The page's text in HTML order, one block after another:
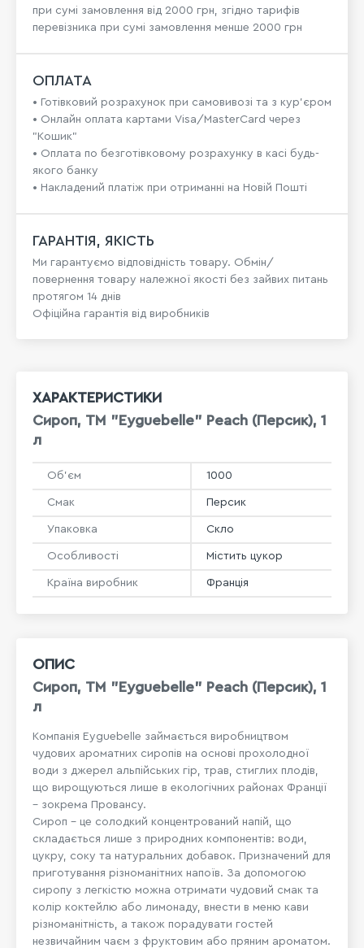
при сумі замовлення від 2000 грн, згідно тарифів
перевізника при сумі замовлення менше 2000 грн
ОПЛАТА
• Готівковий розрахунок при самовивозі та з кур’єром
• Онлайн оплата картами Visa/MasterCard через
"Кошик"
• Оплата по безготівковому розрахунку в касі будь-
якого банку
• Накладений платіж при отриманні на Новій Пошті
ГАРАНТІЯ, ЯКІСТЬ
Ми гарантуємо відповідність товару. Обмін/
повернення товару належної якості без зайвих питань
протягом 14 днів
Офіційна гарантія від виробників
ОПИС
Сироп, ТМ "Eyguebelle" Peach (Персик), 1
л
Компанія Eyguebelle займається виробництвом
чудових ароматних сиропів на основі прохолодної
води з джерел альпійських гір, трав, стиглих плодів,
що вирощуються лише в екологічних районах Франції
– зокрема Провансу.
Сироп – це солодкий концентрований напій, що
складається лише з природних компонентів: води,
цукру, соку та натуральних добавок. Призначений для
приготування різноманітних напоїв. За допомогою
сиропу з легкістю можна отримати чудовий смак та
колір коктейлю або лимонаду, внести в меню кави
різноманітність, а також порадувати гостей
незвичайним чаєм з фруктовим або пряним ароматом.
ХАРАКТЕРИСТИКИ
Сироп, ТМ "Eyguebelle" Peach (Персик), 1
л
Об'єм 1000
Смак Персик
Упаковка Скло
Особливості Містить цукор
Країна виробник Франція